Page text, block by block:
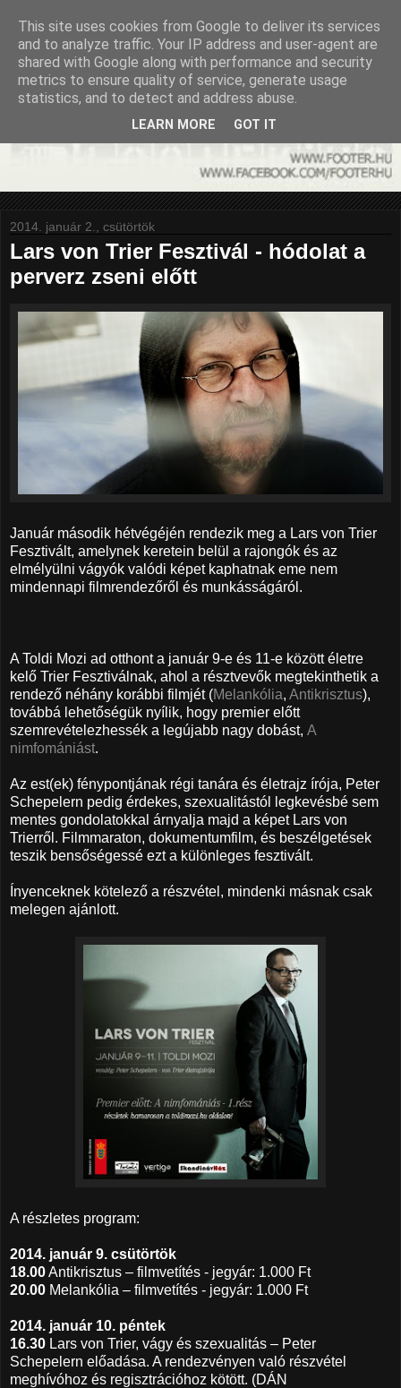
2014. január 2., csütörtök
Lars von Trier Fesztivál - hódolat a
perverz zseni előtt
Január második hétvégéjén rendezik meg a Lars von Trier
Fesztivált, amelynek keretein belül a rajongók és az
elmélyülni vágyók valódi képet kaphatnak eme nem
mindennapi filmrendezőről és munkásságáról.
A Toldi Mozi ad otthont a január 9-e és 11-e között életre
kelő Trier Fesztiválnak, ahol a résztvevők megtekinthetik a
rendező néhány korábbi filmjét (Melankólia, Antikrisztus),
továbbá lehetőségük nyílik, hogy premier előtt
szemrevételezhessék a legújabb nagy dobást, A
nimfomániást.
Az est(ek) fénypontjának régi tanára és életrajz írója, Peter
Schepelern pedig érdekes, szexualitástól legkevésbé sem
mentes gondolatokkal árnyalja majd a képet Lars von
Trierről. Filmmaraton, dokumentumfilm, és beszélgetések
teszik bensőségessé ezt a különleges fesztivált.
Ínyenceknek kötelező a részvétel, mindenki másnak csak
melegen ajánlott.
A részletes program:
2014. január 9. csütörtök
18.00Antikrisztus – filmvetítés - jegyár: 1.000 Ft
20.00 Melankólia – filmvetítés - jegyár: 1.000 Ft
2014. január 10. péntek
16.30 Lars von Trier, vágy és szexualitás – Peter
Schepelern előadása. A rendezvényen való részvétel
meghívóhoz és regisztrációhoz kötött. (DÁN
This site uses cookies from Google to deliver its services
and to analyze traffic. Your IP address and user-agent are
shared with Google along with performance and security
metrics to ensure quality of service, generate usage
statistics, and to detect and address abuse.
LEARN MORE GOT IT